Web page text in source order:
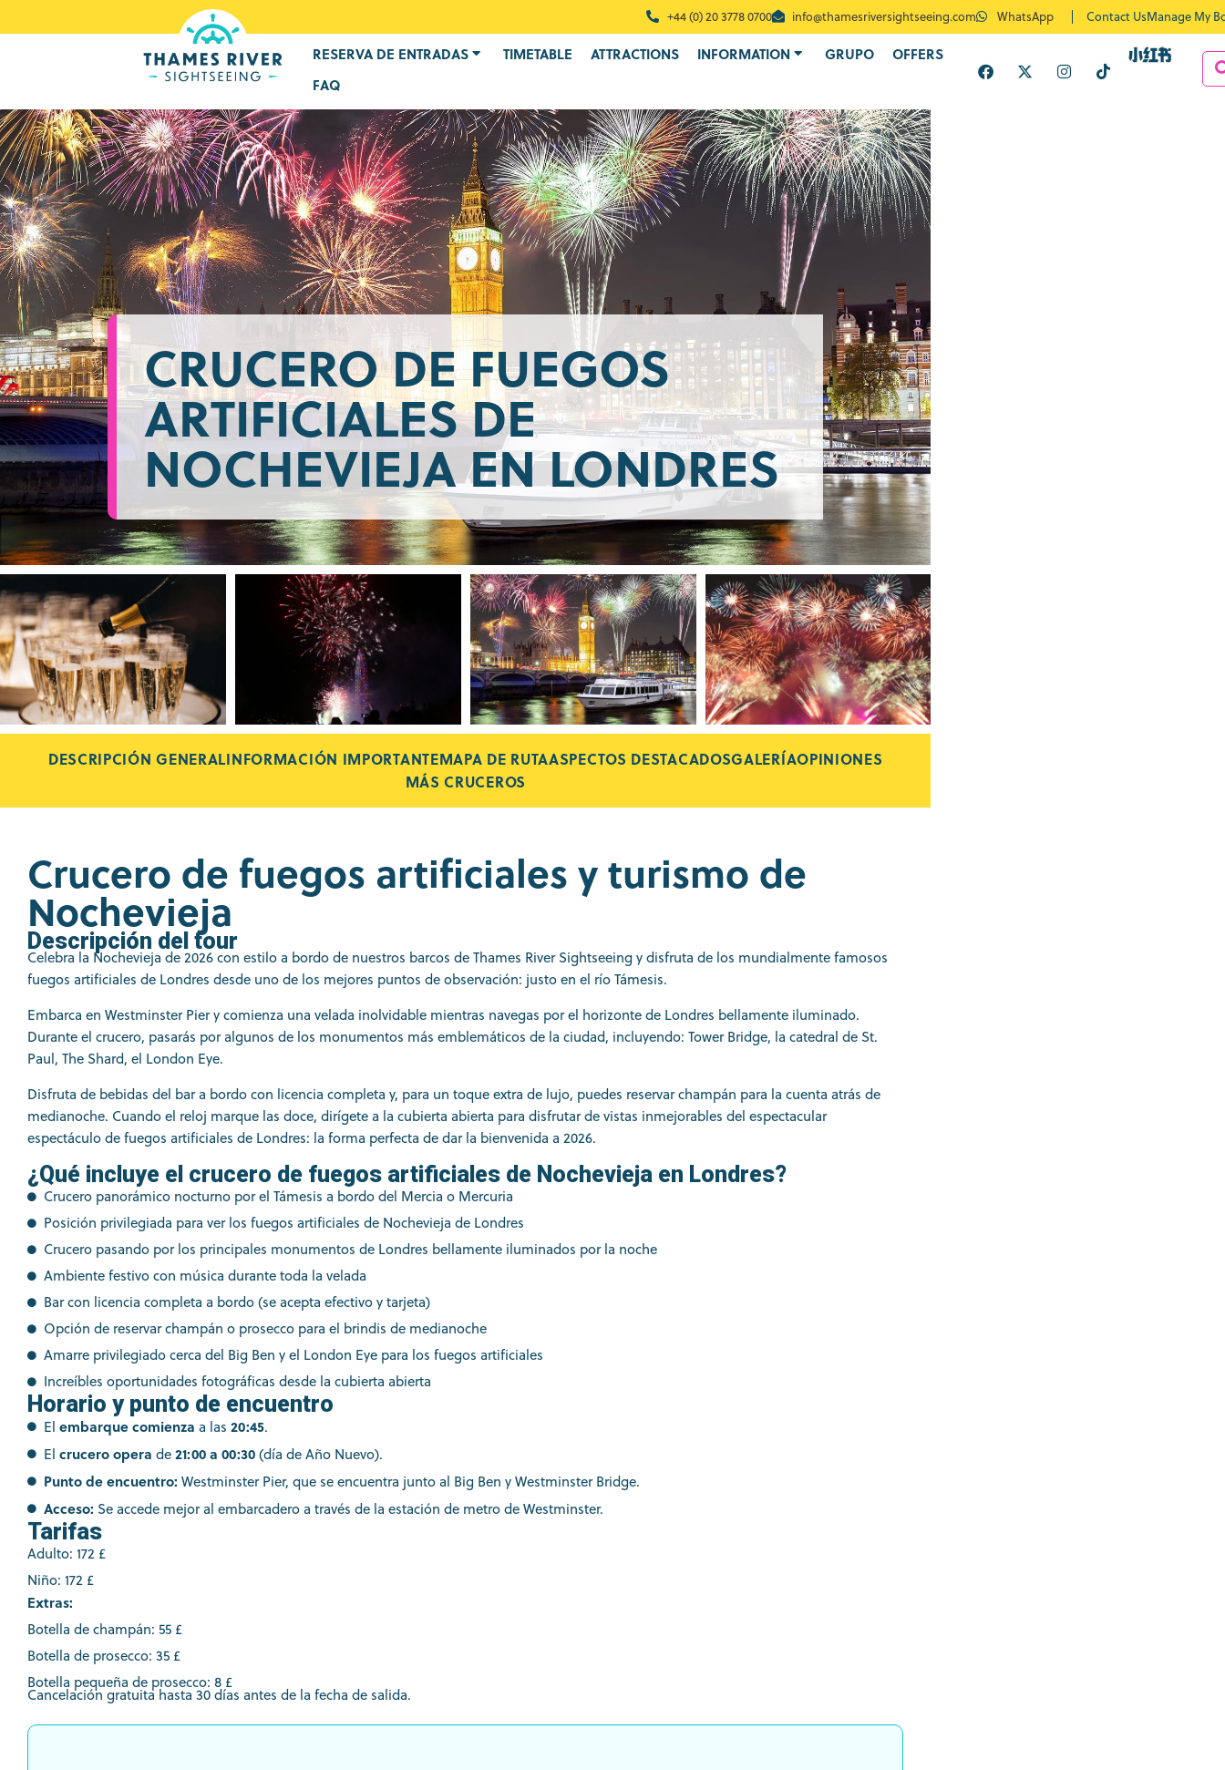
+44 (0) 20 3778 0700 info@thamesriversightseeing.com WhatsApp Contact UsManage My
RESERVA DE ENTRADAS TIMETABLE ATTRACTIONS INFORMATION GRUPO
OFFERS
FAQ
CRUCERO DE FUEGOS
ARTIFICIALES DE
NOCHEVIEJA EN LONDRES
DESCRIPCIÓN GENERALINFORMACIÓN IMPORTANTEMAPA DE RUTAASPECTOS DESTACADOSGALERÍAOPINIONES
MÁS CRUCEROS
Crucero de fuegos artificiales y turismo de
Nochevieja
Descripción del tour
Celebra la Nochevieja de 2026 con estilo a bordo de nuestros barcos de Thames River Sightseeing y disfruta de los mundialmente famosos
fuegos artificiales de Londres desde uno de los mejores puntos de observación: justo en el río Támesis.
Embarca en Westminster Pier y comienza una velada inolvidable mientras navegas por el horizonte de Londres bellamente iluminado.
Durante el crucero, pasarás por algunos de los monumentos más emblemáticos de la ciudad, incluyendo: Tower Bridge, la catedral de St.
Paul, The Shard, el London Eye.
Disfruta de bebidas del bar a bordo con licencia completa y, para un toque extra de lujo, puedes reservar champán para la cuenta atrás de
medianoche. Cuando el reloj marque las doce, dirígete a la cubierta abierta para disfrutar de vistas inmejorables del espectacular
espectáculo de fuegos artificiales de Londres: la forma perfecta de dar la bienvenida a 2026.
¿Qué incluye el crucero de fuegos artificiales de Nochevieja en Londres?
Crucero panorámico nocturno por el Támesis a bordo del Mercia o Mercuria
Posición privilegiada para ver los fuegos artificiales de Nochevieja de Londres
Crucero pasando por los principales monumentos de Londres bellamente iluminados por la noche
Ambiente festivo con música durante toda la velada
Bar con licencia completa a bordo (se acepta efectivo y tarjeta)
Opción de reservar champán o prosecco para el brindis de medianoche
Amarre privilegiado cerca del Big Ben y el London Eye para los fuegos artificiales
Increíbles oportunidades fotográficas desde la cubierta abierta
Horario y punto de encuentro
El embarque comienza a las 20:45.
El crucero opera de21:00 a 00:30(día de Año Nuevo).
Punto de encuentro: Westminster Pier, que se encuentra junto al Big Ben y Westminster Bridge.
Acceso: Se accede mejor al embarcadero a través de la estación de metro de Westminster.
Tarifas
Adulto: 172 £
Niño: 172 £
Extras:
Botella de champán: 55 £
Botella de prosecco: 35 £
Botella pequeña de prosecco: 8 £
Cancelación gratuita hasta 30 días antes de la fecha de salida.